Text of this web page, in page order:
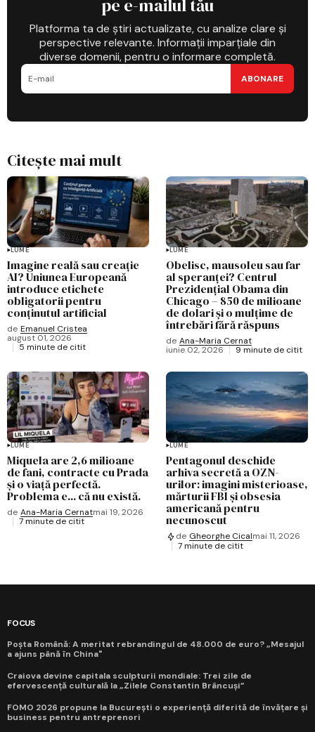
pe e-mailul tău
Platforma ta de știri actualizate, cu analize clare și
perspective relevante. Informații imparțiale din
diverse domenii, pentru o informare completă.
ABONARE
Citește mai mult
LUME
Imagine reală sau creație
AI? Uniunea Europeană
introduce etichete
obligatorii pentru
conținutul artificial
de Emanuel Cristea
august 01, 2026
5 minute de citit
LUME
Obelisc, mausoleu sau far
al speranței? Centrul
Prezidențial Obama din
Chicago – 850 de milioane
de dolari și o mulțime de
întrebări fără răspuns
de Ana-Maria Cernat
iunie 02, 2026
9 minute de citit
LUME
Miquela are 2,6 milioane
de fani, contracte cu Prada
și o viață perfectă.
Problema e... că nu există.
de Ana-Maria Cernatmai 19, 2026
7 minute de citit
LUME
Pentagonul deschide
arhiva secretă a OZN-
urilor: imagini misterioase,
mărturii FBI și obsesia
americană pentru
necunoscut
de Gheorghe Cicalmai 11, 2026
7 minute de citit
FOCUS
Poșta Română: A meritat rebrandingul de 48.000 de euro? „Mesajul
a ajuns până în China"
Craiova devine capitala sculpturii mondiale: Trei zile de
efervescență culturală la „Zilele Constantin Brâncuși”
FOMO 2026 propune la București o experiență diferită de învățare și
business pentru antreprenori